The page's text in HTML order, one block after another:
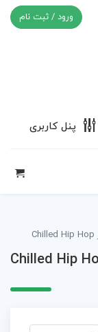
ورود / ثبت نام
پنل کاربری